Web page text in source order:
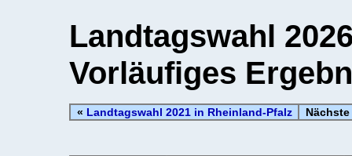
Landtagswahl
Vorläufiges
« Landtagswahl 2021 in Rheinland-Pfalz